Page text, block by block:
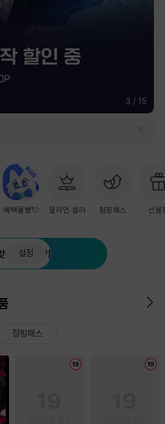
4 / 15
혜택몰빵💘 밀리언 셀러 점핑패스 선물
춤 추천 받기
설정
점핑패스